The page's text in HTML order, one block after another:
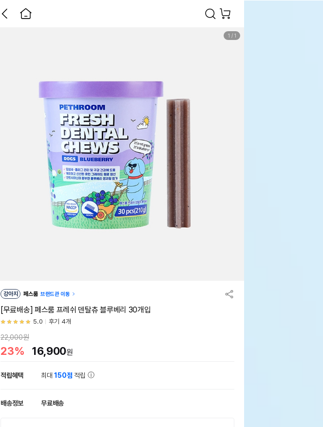
1 / 1
강아지 페스룸 브랜드관 이동
[무료배송] 페스룸 프레쉬 덴탈츄 블루베리 30개입
5.0 후기 4개
22,000원
23% 16,900원
적립혜택 최대150점 적립
배송정보 무료배송